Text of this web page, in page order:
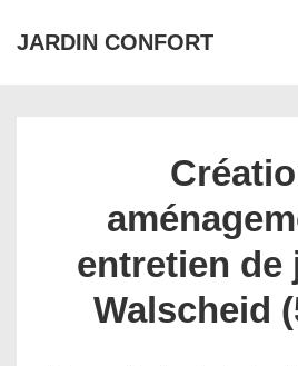
passer
JARDIN CONFORT
entretien de
Walscheid